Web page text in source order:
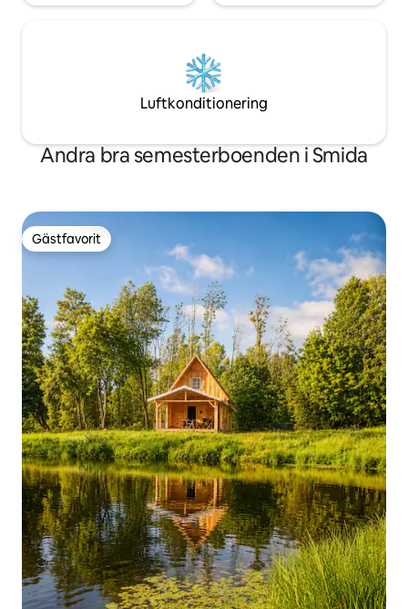
Luftkonditionering
Andra bra semesterboenden i Smida
Gästfavorit
Gästfavorit